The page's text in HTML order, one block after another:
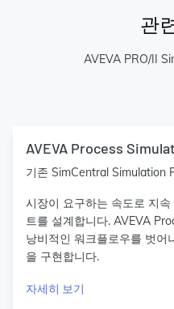
관
AVEVA PRO/II
AVEVA Process
기존 SimCentral Simulation
시장이 요구하는 속도로 지
트를 설계합니다. AVEVA
낭비적인 워크플로우를 벗어
을 구현합니다.
자세히 보기